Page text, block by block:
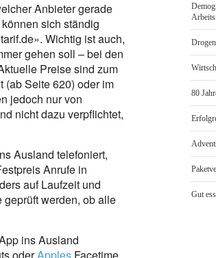
Anbieter gerade
sich ständig
Wichtig ist auch,
gehen soll – bei den
Preise sind zum
(ab Seite 620) oder im
jedoch nur von
nicht dazu verpflichtet,
Ausland telefoniert,
Anrufe in
auf Laufzeit und
werden, ob alle
ins Ausland
80
Gut